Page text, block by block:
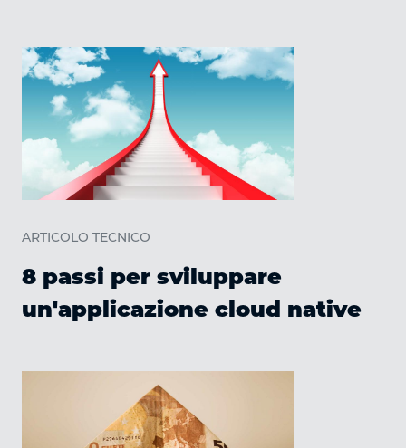
ARTICOLO TECNICO
8 passi per sviluppare
un'applicazione cloud native